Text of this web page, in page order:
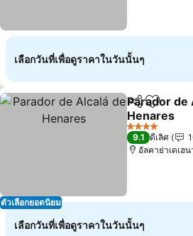
เลือกวันที่เพื่อดูราคาในวันนั้นๆ
ตัวเลือกยอดนิยม
แชร์ เพิ่มในร
Parador de
Henares
4 ดาว
9.1 ดีเลิศ
อัลคาย่าเดเฮน
เลือกวันที่เพื่อดูราคาในวันนั้นๆ